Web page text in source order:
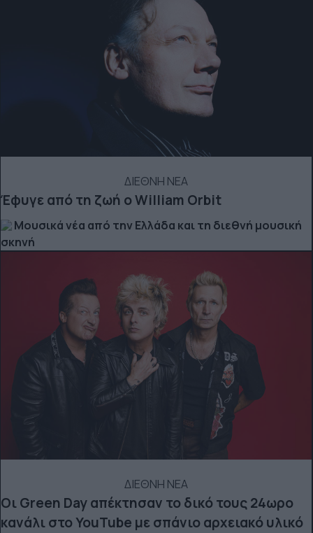
ΔΙΕΘΝΗ ΝΕΑ
Έφυγε από τη ζωή ο William Orbit
Μουσικά νέα από την Ελλάδα και τη διεθνή μουσική
σκηνή
ΔΙΕΘΝΗ ΝΕΑ
Οι Green Day απέκτησαν το δικό τους 24ωρο
κανάλι στο YouTube με σπάνιο αρχειακό υλικό